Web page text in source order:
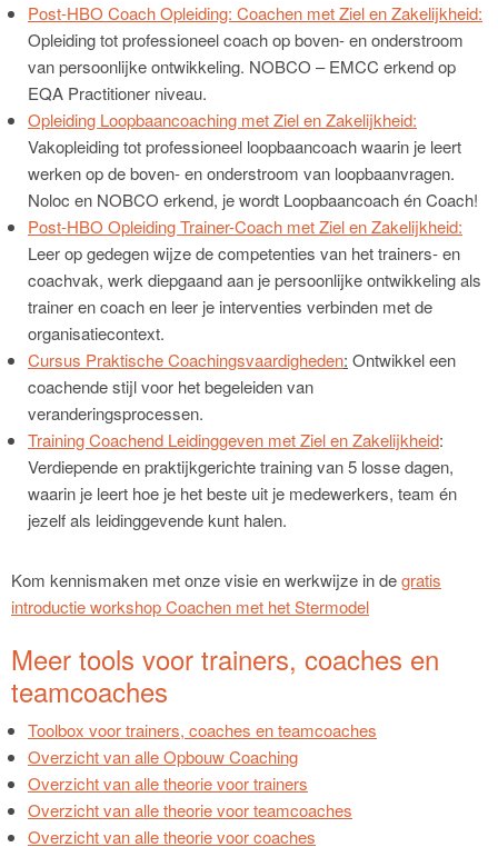
Post-HBO Coach Opleiding: Coachen met Ziel en Zakelijkheid:
Opleiding tot professioneel coach op boven- en onderstroom
van persoonlijke ontwikkeling. NOBCO – EMCC erkend op
EQA Practitioner niveau.
Opleiding Loopbaancoaching met Ziel en Zakelijkheid:
Vakopleiding tot professioneel loopbaancoach waarin je leert
werken op de boven- en onderstroom van loopbaanvragen.
Noloc en NOBCO erkend, je wordt Loopbaancoach én Coach!
Post-HBO Opleiding Trainer-Coach met Ziel en Zakelijkheid:
Leer op gedegen wijze de competenties van het trainers- en
coachvak, werk diepgaand aan je persoonlijke ontwikkeling als
trainer en coach en leer je interventies verbinden met de
organisatiecontext.
Cursus Praktische Coachingsvaardigheden: Ontwikkel een
coachende stijl voor het begeleiden van
veranderingsprocessen.
Training Coachend Leidinggeven met Ziel en Zakelijkheid:
Verdiepende en praktijkgerichte training van 5 losse dagen,
waarin je leert hoe je het beste uit je medewerkers, team én
jezelf als leidinggevende kunt halen.
Kom kennismaken met onze visie en werkwijze in degratis
introductie workshop Coachen met het Stermodel
Meer tools voor trainers, coaches en
teamcoaches
Toolbox voor trainers, coaches en teamcoaches
Overzicht van alle Opbouw Coaching
Overzicht van alle theorie voor trainers
Overzicht van alle theorie voor teamcoaches
Overzicht van alle theorie voor coaches